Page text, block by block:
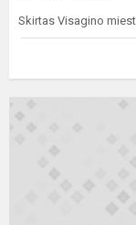
Skirtas Visagino